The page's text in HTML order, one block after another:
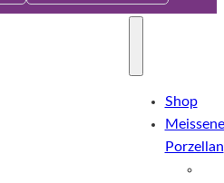
Shop
Porzellan